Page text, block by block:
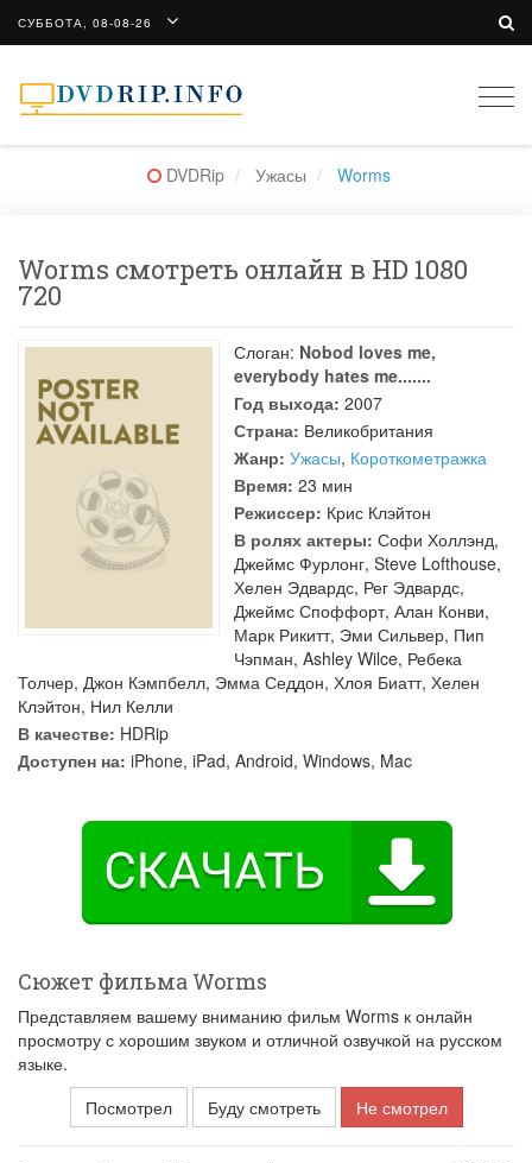
СУББОТА, 08-08-26
DVDRip Ужасы Worms
Worms смотреть онлайн в HD 1080
720
Слоган: Nobod loves me,
everybody hates me.......
Год выхода: 2007
Страна: Великобритания
Жанр: Ужасы, Короткометражка
Время: 23 мин
Режиссер: Крис Клэйтон
В ролях актеры: Софи Холлэнд,
Джеймс Фурлонг, Steve Lofthouse,
Хелен Эдвардс, Рег Эдвардс,
Джеймс Споффорт, Алан Конви,
Марк Рикитт, Эми Сильвер, Пип
Чэпман, Ashley Wilce, Ребека
Толчер, Джон Кэмпбелл, Эмма Седдон, Хлоя Биатт, Хелен
Клэйтон, Нил Келли
В качестве: HDRip
Доступен на: iPhone, iPad, Android, Windows, Mac
Сюжет фильма Worms
Представляем вашему вниманию фильм Worms к онлайн
просмотру с хорошим звуком и отличной озвучкой на русском
языке.
Посмотрел
Буду смотреть Не смотрел